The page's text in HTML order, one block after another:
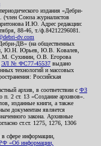
издания «Дебри-
Союза журналистов
И.Ю. Адрес редакции:
88-46, т./ф.84212296081.
dv.com
ДВ» (на общественных
Ю.Н. Юрьев, Ю.В. Ковалев,
Сухинин, О.В. Егорова
ЭЛ № ФС77-45537 выдано
технологий и массовых
Российская
архив, в соответствии с ФЗ
п. 2 ст. 13 «Создание архивов».
изданные книги, а также
документам является
закона. Архивные
ст.ст. 1275, 1276, 1306
сфере информации,
«Об информации,